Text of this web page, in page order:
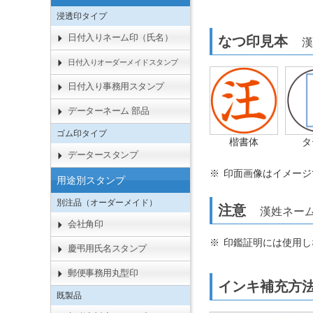
なつ印見本
楷書体
印面画像はイメー
注意 漢姓ネー
印鑑証明には使用
インキ補充
浸透印タイプ
日付入りネーム印（氏名）
日付入りオーダーメイドスタンプ
日付入り事務用スタンプ
データーネーム 部品
ゴム印タイプ
データースタンプ
用途別スタンプ
別注品（オーダーメイド）
会社角印
慶弔用氏名スタンプ
郵便事務用丸型印
既製品